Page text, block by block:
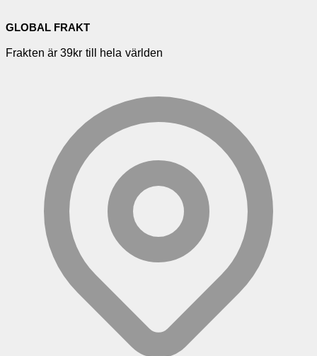
GLOBAL FRAKT
Frakten är 39kr till hela världen